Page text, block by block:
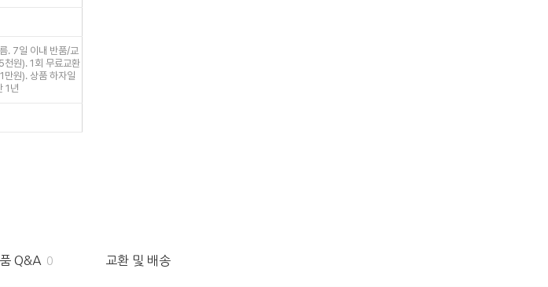
. 7일 이내 반품/교
천원). 1회 무료교환
만원). 상품 하자일
1년
Q&A 0 교환 및 배송